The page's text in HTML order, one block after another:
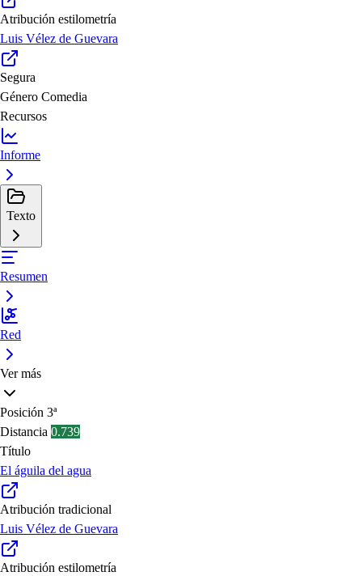
Atribución estilometría
Luis Vélez de Guevara
Segura
Género Comedia
Recursos
Informe
Texto
Resumen
Red
Ver más
Posición 3ª
Distancia 0.739
Título
El águila del agua
Atribución tradicional
Luis Vélez de Guevara
Atribución estilometría